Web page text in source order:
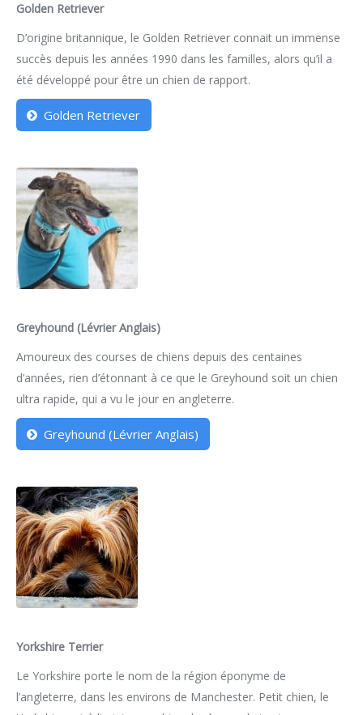
Golden Retriever
D’origine britannique, le Golden Retriever connait un immense
succès depuis les années 1990 dans les familles, alors qu’il a
été développé pour être un chien de rapport.
Golden Retriever
Greyhound (Lévrier Anglais)
Amoureux des courses de chiens depuis des centaines
d’années, rien d’étonnant à ce que le Greyhound soit un chien
ultra rapide, qui a vu le jour en angleterre.
Greyhound (Lévrier Anglais)
Yorkshire Terrier
Le Yorkshire porte le nom de la région éponyme de
l’angleterre, dans les environs de Manchester. Petit chien, le